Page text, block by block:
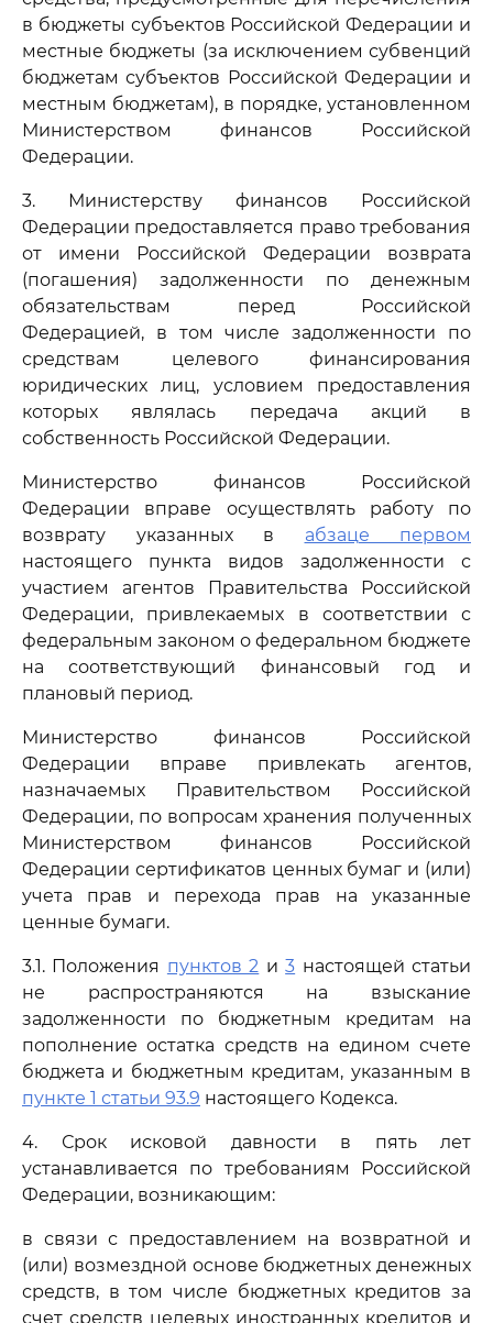
в бюджеты субъектов Российской Федерации и
местные бюджеты (за исключением субвенций
бюджетам субъектов Российской Федерации и
местным бюджетам), в порядке, установленном
Министерством финансов Российской
Федерации.
3. Министерству финансов Российской
Федерации предоставляется право требования
от имени Российской Федерации возврата
(погашения) задолженности по денежным
обязательствам перед Российской
Федерацией, в том числе задолженности по
средствам целевого финансирования
юридических лиц, условием предоставления
которых являлась передача акций в
собственность Российской Федерации.
Министерство финансов Российской
Федерации вправе осуществлять работу по
возврату указанных в абзаце первом
настоящего пункта видов задолженности с
участием агентов Правительства Российской
Федерации, привлекаемых в соответствии с
федеральным законом о федеральном бюджете
на соответствующий финансовый год и
плановый период.
Министерство финансов Российской
Федерации вправе привлекать агентов,
назначаемых Правительством Российской
Федерации, по вопросам хранения полученных
Министерством финансов Российской
Федерации сертификатов ценных бумаг и (или)
учета прав и перехода прав на указанные
ценные бумаги.
3.1. Положения пунктов 2 и3 настоящей статьи
не распространяются на взыскание
задолженности по бюджетным кредитам на
пополнение остатка средств на едином счете
бюджета и бюджетным кредитам, указанным в
пункте 1 статьи 93.9 настоящего Кодекса.
4. Срок исковой давности в пять лет
устанавливается по требованиям Российской
Федерации, возникающим:
в связи с предоставлением на возвратной и
(или) возмездной основе бюджетных денежных
средств, в том числе бюджетных кредитов за
счет средств целевых иностранных кредитов и